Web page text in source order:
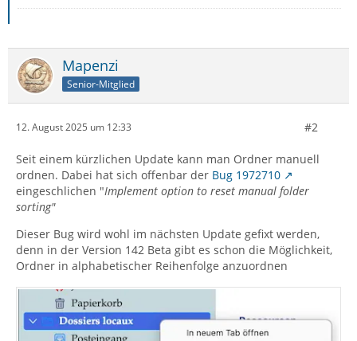
Mapenzi
Senior-Mitglied
12. August 2025 um 12:33 #2
Seit einem kürzlichen Update kann man Ordner manuell
ordnen. Dabei hat sich offenbar der Bug 1972710
eingeschlichen "Implement option to reset manual folder
sorting"
Dieser Bug wird wohl im nächsten Update gefixt werden,
denn in der Version 142 Beta gibt es schon die Möglichkeit,
Ordner in alphabetischer Reihenfolge anzuordnen